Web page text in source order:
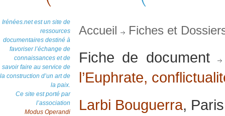
Irénées.net est un site de
ressources
documentaires destiné à
favoriser l’échange de
connaissances et de
savoir faire au service de
la construction d’un art de
la paix.
Ce site est porté par
l’association
Modus Operandi
Accueil Fiches et
Fiche de document
l’Euphrate,
Larbi Bouguerra,